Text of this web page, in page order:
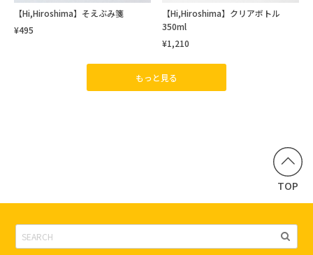
【Hi,Hiroshima】そえぶみ箋
¥495
【Hi,Hiroshima】クリアボトル
350ml
¥1,210
もっと見る
TOP